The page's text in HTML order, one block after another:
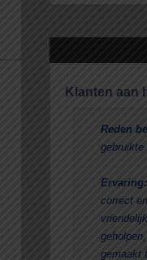
Klanten aan
Reden
gebruikte
Ervaring:
correct
gemaakt